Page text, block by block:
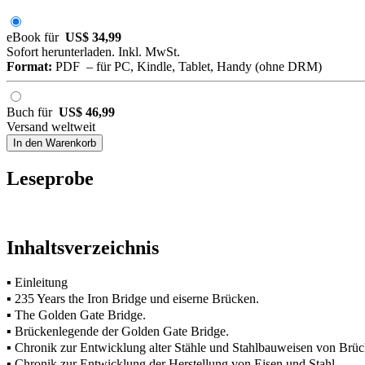
eBook für US$ 34,99
Sofort herunterladen. Inkl. MwSt.
Format: PDF – für PC, Kindle, Tablet, Handy (ohne DRM)
Buch für US$ 46,99
Versand weltweit
In den Warenkorb
Leseprobe
Inhaltsverzeichnis
▪ Einleitung
▪ 235 Years the Iron Bridge und eiserne Brücken.
▪ The Golden Gate Bridge.
▪ Brückenlegende der Golden Gate Bridge.
▪ Chronik zur Entwicklung alter Stähle und Stahlbauweisen von